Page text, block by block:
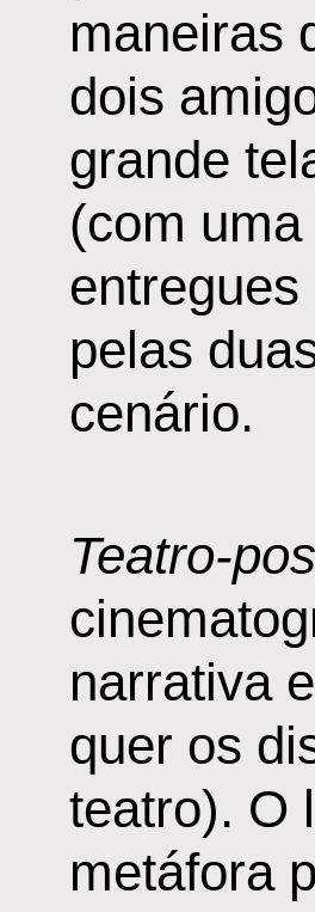
maneiras
dois
grande
(com
pelas
cenário.
Teatro-
narrativa
quer os
teatro). O
metáfora